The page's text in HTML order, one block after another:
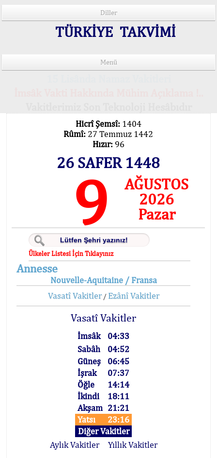
Diller
TÜRKİYE TAKVİMİ
Menü
Hicrî Şemsî: 1404
Rûmî: 27 Temmuz 1442
Hızır: 96
26 SAFER 1448
9
AĞUSTOS
2026
Pazar
Ülkeler Listesi İçin Tıklayınız
Annesse
Nouvelle-Aquitaine / Fransa
Vasatî Vakitler/ Ezânî Vakitler
Vasatî Vakitler
İmsâk
04:33
Sabâh
04:52
Güneş
06:45
İşrak
07:37
Öğle
14:14
İkindi
18:11
Akşam 21:21
Yatsı
23:16
Diğer Vakitler
Aylık Vakitler
Yıllık Vakitler